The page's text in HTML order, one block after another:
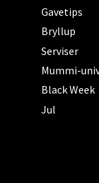
Gavetips
Bryllup
Serviser
Mummi-
Black Week
Jul